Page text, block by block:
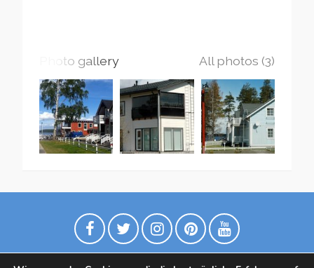
Photo gallery All photos (3)